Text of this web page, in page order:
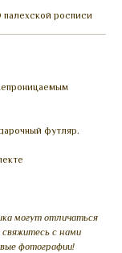
палехской росписи
футляр.
могут отличаться
с нами
фотографии!